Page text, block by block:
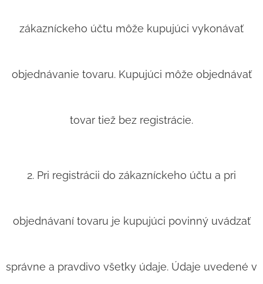
zákazníckeho účtu môže kupujúci vykonávať
objednávanie tovaru. Kupujúci môže objednávať
tovar tiež bez registrácie.
2. Pri registrácii do zákazníckeho účtu a pri
objednávaní tovaru je kupujúci povinný uvádzať
správne a pravdivo všetky údaje. Údaje uvedené v